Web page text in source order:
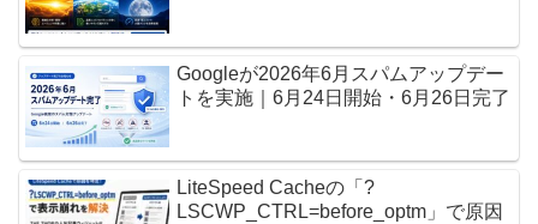
Googleが2026年6月スパムアップデー
トを実施｜6月24日開始・6月26日完了
LiteSpeed Cacheの「?
LSCWP_CTRL=before_optm」で原因